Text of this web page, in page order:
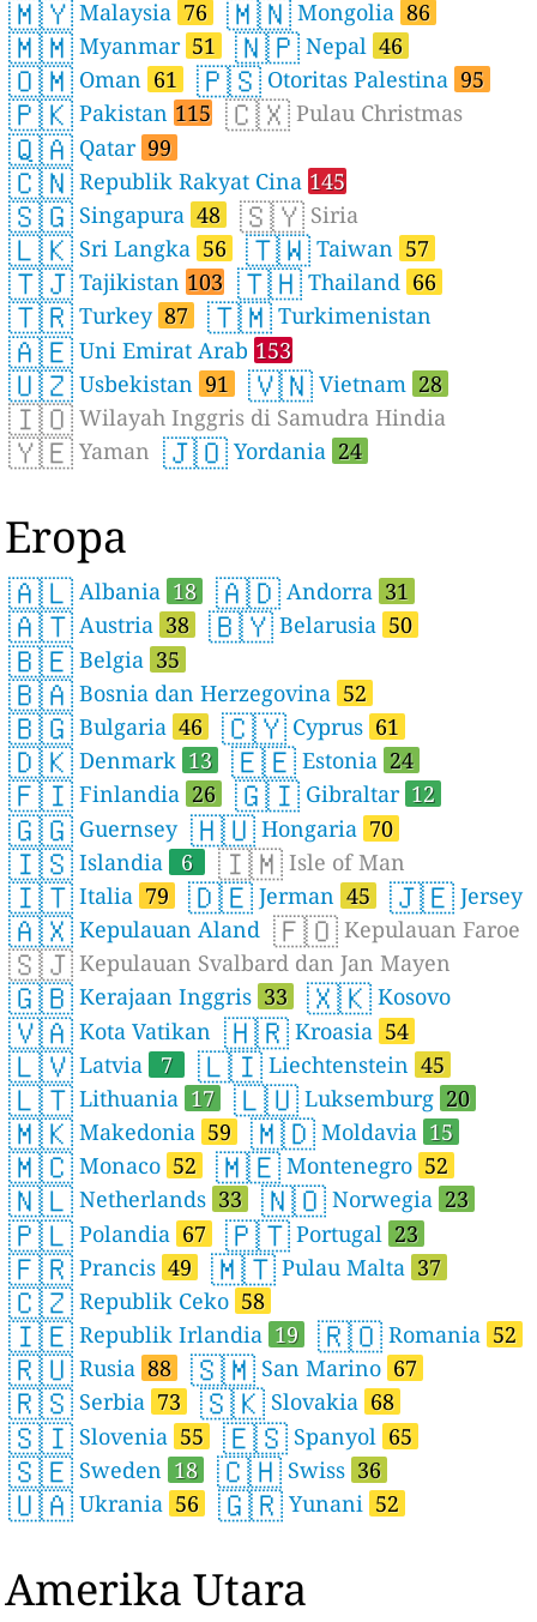
🇲🇾 Malaysia 76 🇲🇳 Mongolia 86
🇲🇲 Myanmar 51 🇳🇵 Nepal 46
🇴🇲 Oman 61 🇵🇸 Otoritas Palestina 95
🇵🇰 Pakistan 115 🇨🇽 Pulau Christmas
🇶🇦 Qatar 99
🇨🇳 Republik Rakyat Cina 145
🇸🇬 Singapura 48 🇸🇾 Siria
🇱🇰 Sri Langka 56 🇹🇼 Taiwan 57
🇹🇯 Tajikistan 103 🇹🇭 Thailand 66
🇹🇷 Turkey 87 🇹🇲 Turkimenistan
🇦🇪 Uni Emirat Arab 153
🇺🇿 Usbekistan 91 🇻🇳 Vietnam 28
🇮🇴 Wilayah Inggris di Samudra Hindia
🇾🇪 Yaman 🇯🇴 Yordania 24
Eropa
🇦🇱 Albania 18 🇦🇩 Andorra 31
🇦🇹 Austria 38 🇧🇾 Belarusia 50
🇧🇪 Belgia 35
🇧🇦 Bosnia dan Herzegovina 52
🇧🇬 Bulgaria 46 🇨🇾 Cyprus 61
🇩🇰 Denmark 13 🇪🇪 Estonia 24
🇫🇮 Finlandia 26 🇬🇮 Gibraltar 12
🇬🇬 Guernsey 🇭🇺 Hongaria 70
🇮🇸 Islandia 6 🇮🇲 Isle of Man
🇮🇹 Italia 79 🇩🇪 Jerman 45 🇯🇪 Jersey
🇦🇽 Kepulauan Aland 🇫🇴 Kepulauan Faroe
🇸🇯 Kepulauan Svalbard dan Jan Mayen
🇬🇧 Kerajaan Inggris 33 🇽🇰 Kosovo
🇻🇦 Kota Vatikan 🇭🇷 Kroasia 54
🇱🇻 Latvia 7 🇱🇮 Liechtenstein 45
🇱🇹 Lithuania 17 🇱🇺 Luksemburg 20
🇲🇰 Makedonia 59 🇲🇩 Moldavia 15
🇲🇨 Monaco 52 🇲🇪 Montenegro 52
🇳🇱 Netherlands 33 🇳🇴 Norwegia 23
🇵🇱 Polandia 67 🇵🇹 Portugal 23
🇫🇷 Prancis 49 🇲🇹 Pulau Malta 37
🇨🇿 Republik Ceko 58
🇮🇪 Republik Irlandia 19 🇷🇴 Romania 52
🇷🇺 Rusia 88 🇸🇲 San Marino 67
🇷🇸 Serbia 73 🇸🇰 Slovakia 68
🇸🇮 Slovenia 55 🇪🇸 Spanyol 65
🇸🇪 Sweden 18 🇨🇭 Swiss 36
🇺🇦 Ukrania 56 🇬🇷 Yunani 52
Amerika Utara